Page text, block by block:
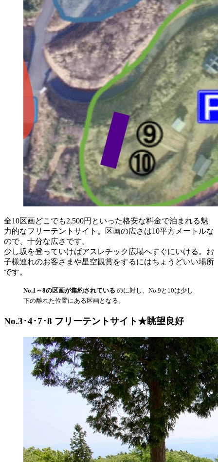
全10区画どこでも2,500円といった格安な料金で泊まれる魅
力的なフリーテントサイト。区画の広さは10平方メートルな
ので、十分な広さです。
少し坂を登っていけばアスレチック広場へすぐにいける。お
子様連れのお客さまや星空観賞をするにはちょうどいい場所
です。
No.1～8の区画が集約されている のに対し、No.9と10は少し
下の離れた位置にある区画となる。
No.3･4･7･8 フリーテントサイト★眺望良好